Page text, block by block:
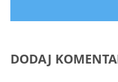
DODAJ